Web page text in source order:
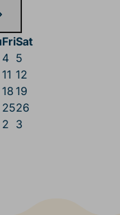
FriSat
4 5
11 12
18 19
2526
2 3